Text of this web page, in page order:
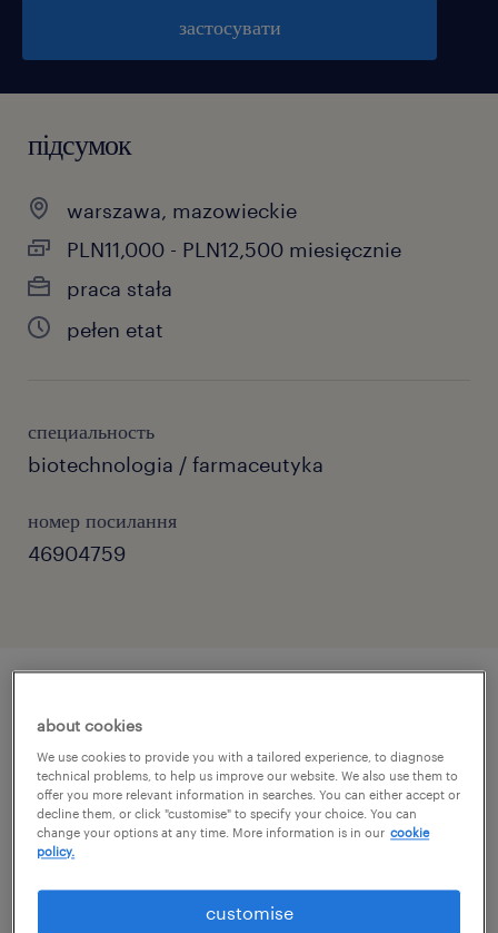
застосувати
підсумок
warszawa, mazowieckie
PLN11,000 - PLN12,500 miesięcznie
praca stała
pełen etat
специальность
biotechnologia / farmaceutyka
номер посилання
46904759
описание должности
Dla naszego Klienta, dynamicznie rozwijającej
się firmy z branży farmaceutycznej,
poszukujemy zaangażowanej i samodzielnej
osoby na stanowisko Specjalistki /
Specjalisty ds. Dokumentacji CMC w Dziale
about cookies
We use cookies to provide you with a tailored experience, to diagnose
technical problems, to help us improve our website. We also use them to
offer you more relevant information in searches. You can either accept or
decline them, or click "customise" to specify your choice. You can
change your options at any time. More information is in our cookie
policy.
customise